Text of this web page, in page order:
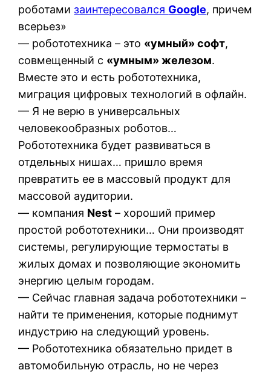
роботами заинтересовался Google, причем
всерьез»
— робототехника – это «умный» софт,
совмещенный с «умным» железом.
Вместе это и есть робототехника,
миграция цифровых технологий в офлайн.
— Я не верю в универсальных
человекообразных роботов…
Робототехника будет развиваться в
отдельных нишах… пришло время
превратить ее в массовый продукт для
массовой аудитории.
— компания Nest – хороший пример
простой робототехники… Они производят
системы, регулирующие термостаты в
жилых домах и позволяющие экономить
энергию целым городам.
— Сейчас главная задача робототехники –
найти те применения, которые поднимут
индустрию на следующий уровень.
— Робототехника обязательно придет в
автомобильную отрасль, но не через